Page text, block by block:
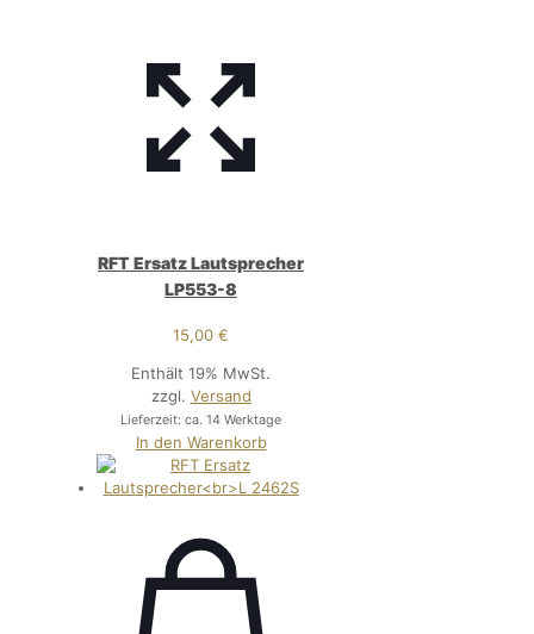
RFT Ersatz Lautsprecher
LP553-8
15,00€
Enthält 19% MwSt.
zzgl. Versand
Lieferzeit: ca. 14 Werktage
In den Warenkorb